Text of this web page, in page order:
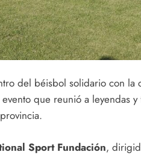
del béisbol solidario con la
que reunió a leyendas
Sport Fundación,